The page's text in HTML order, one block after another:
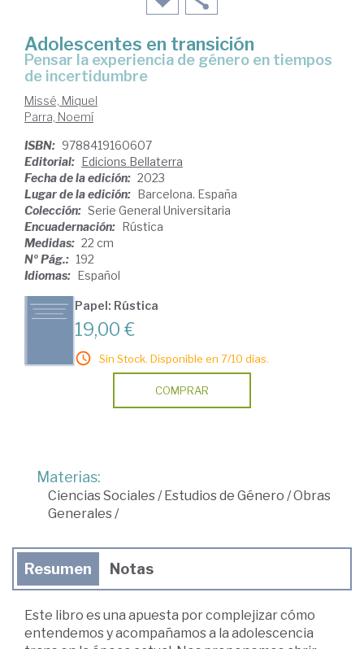
Adolescentes en transición
pensar la experiencia de género en tiempos
de incertidumbre
Missé, Miquel
Parra, Noemí
ISBN: 9788419160607
Editorial:
Edicions Bellaterra
Fecha de la edición: 2023
Lugar de la edición:
Barcelona. España
Colección: Serie General Universitaria
Encuadernación:
Rústica
Medidas: 22 cm
Nº Pág.: 192
Idiomas:
Español
Papel: Rústica
19,00 €
Sin Stock. Disponible en 7/10 días.
COMPRAR
Materias:
Ciencias Sociales/ Estudios de Género /Obras
Generales/
Resumen Notas
Este libro es una apuesta por complejizar cómo
entendemos y acompañamos a la adolescencia